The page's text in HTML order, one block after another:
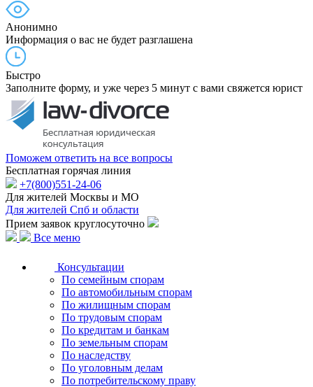
Анонимно
Информация о вас не будет разглашена
Быстро
Заполните форму, и уже через 5 минут с вами свяжется юрист
Поможем ответить на все вопросы
Бесплатная горячая линия
+7(800)551-24-06
Для жителей Москвы и МО
Для жителей Спб и области
Прием заявок круглосуточно
Все меню
Консультации
По семейным спорам
По автомобильным спорам
По жилищным спорам
По трудовым спорам
По кредитам и банкам
По земельным спорам
По наследству
По уголовным делам
По потребительскому праву